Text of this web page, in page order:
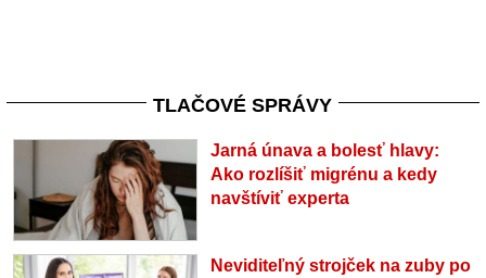
TLAČOVÉ SPRÁVY
Jarná únava a bolesť hlavy:
Ako rozlíšiť migrénu a kedy
navštíviť experta
Neviditeľný strojček na zuby po